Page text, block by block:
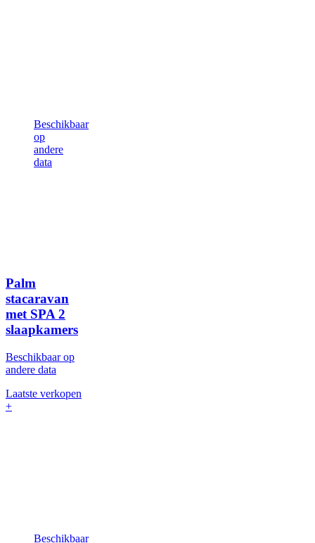
Beschikbaar
op
andere
data
Palm
stacaravan
met SPA 2
slaapkamers
Beschikbaar op
andere data
Laatste verkopen
+
Beschikbaar